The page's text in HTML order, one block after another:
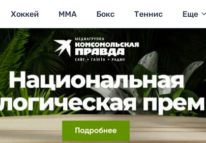
Хоккей MMA Бокс Теннис Еще